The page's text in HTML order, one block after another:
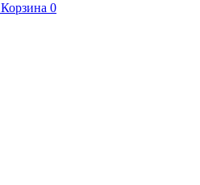
Корзина 0